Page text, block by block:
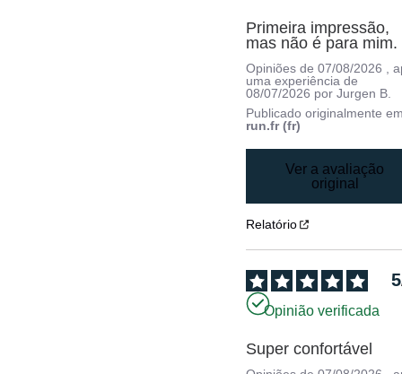
Primeira impressão,
mas não é para mim.
Opiniões de07/08/2026
,
uma experiência de
08/07/2026 porJurgen B.
Publicado originalmente
run.fr (fr)
Ver a avaliação
original
Relatório
5
Opinião verificada
Super confortável